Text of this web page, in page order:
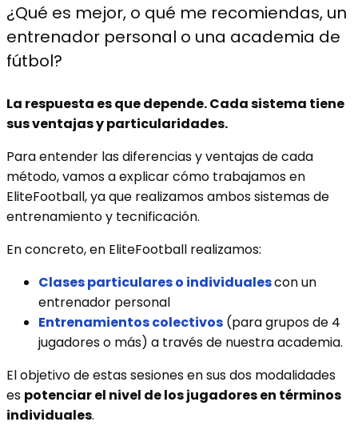
¿Qué es mejor, o qué me recomiendas, un
entrenador personal o una academia de
fútbol?
La respuesta es que depende. Cada sistema tiene
sus ventajas y particularidades.
Para entender las diferencias y ventajas de cada
método, vamos a explicar cómo trabajamos en
EliteFootball, ya que realizamos ambos sistemas de
entrenamiento y tecnificación.
En concreto, en EliteFootball realizamos:
Clases particulares o individualescon un
entrenador personal
Entrenamientos colectivos (para grupos de 4
jugadores o más) a través de nuestra academia.
El objetivo de estas sesiones en sus dos modalidades
es potenciar el nivel de los jugadores en términos
individuales.